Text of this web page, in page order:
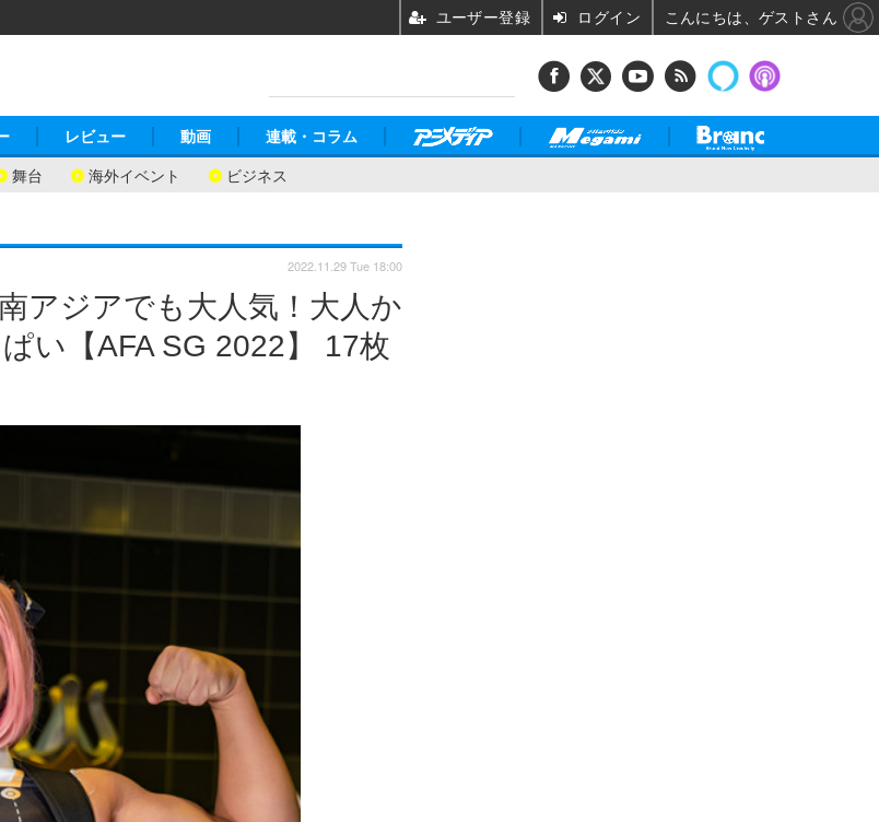
舞台 海外イベント ビジネス
レビュー 動画 連載・コラム
アジアでも大人気！大人か
い【AFA SG 2022】 17枚
2022.11.29 Tue 18:00
ユーザー登録 ログイン こんにちは、ゲストさん